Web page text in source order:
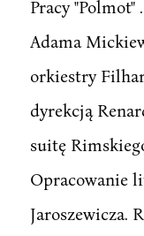
Pracy
Adama
orkiestry
dyrekcją
suitę
Opracowanie
Jaroszewicza.